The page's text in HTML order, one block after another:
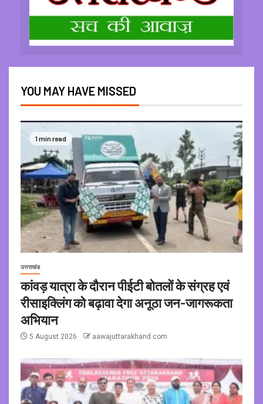
YOU MAY HAVE MISSED
1 min read
उत्तराखंड
कांवड़ यात्रा के दौरान पीईटी बोतलों के संग्रह एवं
रीसाइक्लिंग को बढ़ावा देगा अनूठा जन-जागरूकता
अभियान
5 August 2026 aawajuttarakhand.com